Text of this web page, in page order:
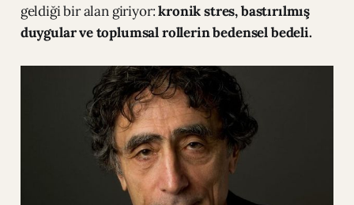
geldiği bir alan giriyor:kronik stres, bastırılmış
duygular ve toplumsal rollerin bedensel bedeli.